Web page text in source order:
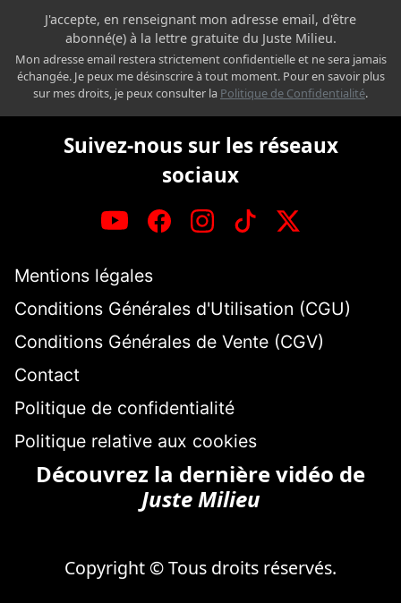
J'accepte, en renseignant mon adresse email, d'être
abonné(e) à la lettre gratuite du Juste Milieu.
Mon adresse email restera strictement confidentielle et ne sera jamais
échangée. Je peux me désinscrire à tout moment. Pour en savoir plus
sur mes droits, je peux consulter la Politique de Confidentialité.
Suivez-nous sur les réseaux
sociaux
Mentions légales
Conditions Générales d'Utilisation (CGU)
Conditions Générales de Vente (CGV)
Contact
Politique de confidentialité
Politique relative aux cookies
Découvrez la dernière vidéo de
Juste Milieu
Copyright © Tous droits réservés.